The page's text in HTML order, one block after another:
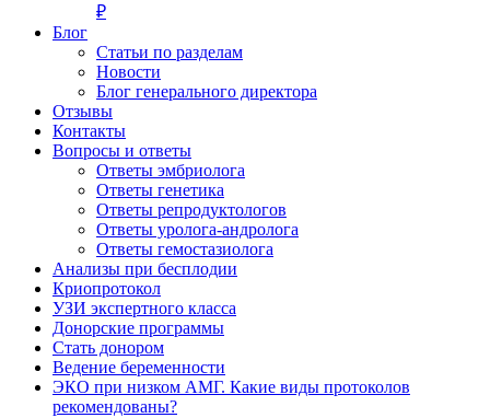
₽
Блог
Статьи по разделам
Новости
Блог генерального директора
Отзывы
Контакты
Вопросы и ответы
Ответы эмбриолога
Ответы генетика
Ответы репродуктологов
Ответы уролога-андролога
Ответы гемостазиолога
Анализы при бесплодии
Криопротокол
УЗИ экспертного класса
Донорские программы
Стать донором
Ведение беременности
ЭКО при низком АМГ. Какие виды протоколов
рекомендованы?